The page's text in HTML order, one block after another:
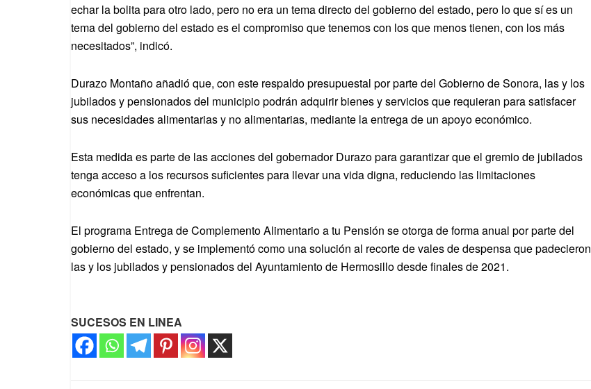
echar la bolita para otro lado, pero no era un tema directo del gobierno del estado, pero lo que sí es un
tema del gobierno del estado es el compromiso que tenemos con los que menos tienen, con los más
necesitados”, indicó.
Durazo Montaño añadió que, con este respaldo presupuestal por parte del Gobierno de Sonora, las y los
jubilados y pensionados del municipio podrán adquirir bienes y servicios que requieran para satisfacer
sus necesidades alimentarias y no alimentarias, mediante la entrega de un apoyo económico.
Esta medida es parte de las acciones del gobernador Durazo para garantizar que el gremio de jubilados
tenga acceso a los recursos suficientes para llevar una vida digna, reduciendo las limitaciones
económicas que enfrentan.
El programa Entrega de Complemento Alimentario a tu Pensión se otorga de forma anual por parte del
gobierno del estado, y se implementó como una solución al recorte de vales de despensa que padecieron
las y los jubilados y pensionados del Ayuntamiento de Hermosillo desde finales de 2021.
SUCESOS EN LINEA